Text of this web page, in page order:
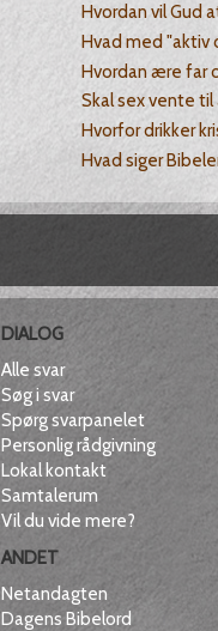
Hvordan vil Gud
Hvad med "aktiv
Hvordan ære far
Skal sex vente
Hvorfor drikker
Hvad siger
DIALOG
Alle svar
Søg i svar
Spørg svarpanelet
Personlig rådgivning
Lokal kontakt
Samtalerum
Vil du vide mere?
ANDET
Netandagten
Dagens Bibelord